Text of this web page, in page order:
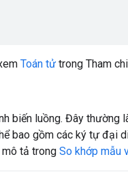
Toán tử trong Tham
biến luồng. Đây thường
bao gồm các ký tự đại
tả trong So khớp mẫu